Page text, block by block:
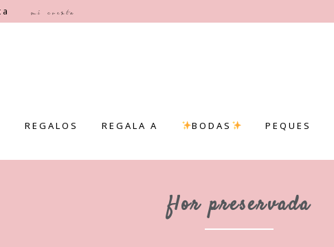
Mi cuenta
REGALOS REGALA A BODAS PEQUES
flor preservada